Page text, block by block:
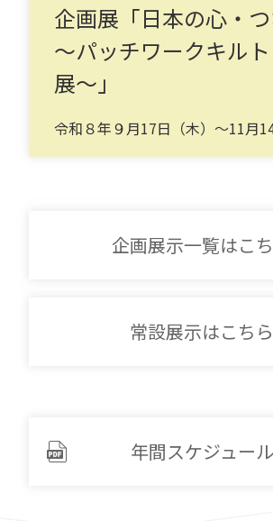
企画展「日本の心・
～パッチワークキル
展～」
令和８年９月17日（木）～11月14
企画展示一覧はこ
常設展示はこちら
年間スケジュール